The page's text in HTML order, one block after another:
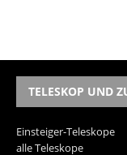
TELESKOP UND
Einsteiger-Teleskope
alle Teleskope